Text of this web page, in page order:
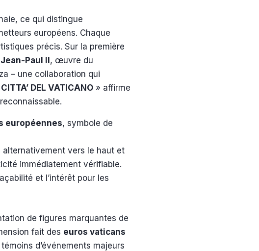
ce qui distingue
européens. Chaque
précis. Sur la première
Jean-Paul II , œuvre du
– une collaboration qui
CITTA’ DEL VATICANO » affirme
européennes, symbole de
vers le haut et
immédiatement vérifiable.
et l’intérêt pour les
de figures marquantes de
fait des euros vaticans
d’événements majeurs